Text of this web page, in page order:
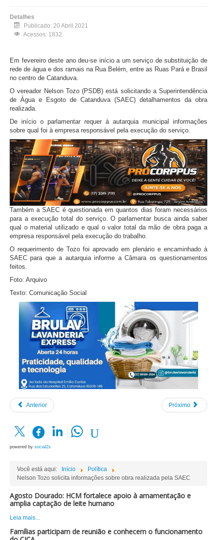
Detalhes
Publicado: 20 Abril 2021
Acessos: 1832
Em fevereiro deste ano deu-se início a um serviço de substituição de
rede de água e dos ramais na Rua Belém, entre as Ruas Pará e Brasil
no centro de Catanduva.
O vereador Nelson Tozo (PSDB) está solicitando a Superintendência
de Água e Esgoto de Catanduva (SAEC) detalhamentos da obra
realizada.
De início o parlamentar requer à autarquia municipal informações
sobre qual foi à empresa responsável pela execução do serviço.
Também a SAEC é questionada em quantos dias foram necessários
para a execução total do serviço. O parlamentar busca ainda saber
qual o material utilizado e qual o valor total da mão de obra paga a
empresa responsável pela execução do trabalho.
O requerimento de Tozo foi aprovado em plenário e encaminhado à
SAEC para que a autarquia informe a Câmara os questionamentos
feitos.
Foto: Arquivo
Texto: Comunicação Social
Anterior Próximo
powered by social2s
Você está aqui: Início
Política
Nelson Tozo solicita informações sobre obra realizada pela SAEC
Agosto Dourado: HCM fortalece apoio à amamentação e
amplia captação de leite humano
Leia mais...
Famílias participam de reunião e conhecem o funcionamento